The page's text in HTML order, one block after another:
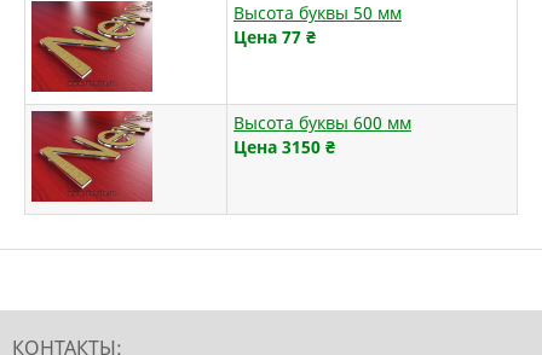
Высота буквы 50 мм
Цена 77 ₴
Высота буквы 600 мм
Цена 3150 ₴
КОНТАКТЫ: